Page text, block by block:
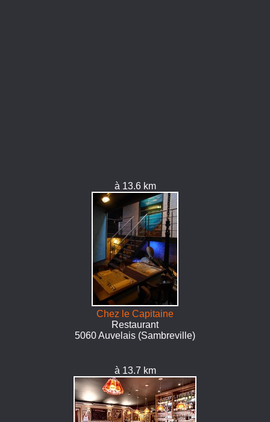
à 13.6 km
Chez le Capitaine
Restaurant
5060 Auvelais (Sambreville)
à 13.7 km